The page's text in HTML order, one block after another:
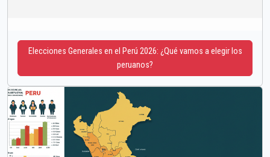
Elecciones Generales en el Perú 2026: ¿Qué vamos a elegir los
peruanos?